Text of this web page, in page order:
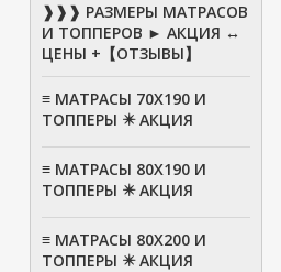
❱❱❱ РАЗМЕРЫ МАТРАСОВ
И ТОППЕРОВ ► АКЦИЯ ↔
ЦЕНЫ +【ОТЗЫВЫ】
≡ МАТРАСЫ 70Х190 И
ТОППЕРЫ ✴️ АКЦИЯ
≡ МАТРАСЫ 80X190 И
ТОППЕРЫ ✴️ АКЦИЯ
≡ МАТРАСЫ 80Х200 И
ТОППЕРЫ ✴️ АКЦИЯ